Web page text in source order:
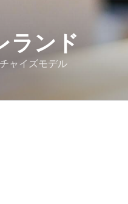
ランド
ャイズモデル